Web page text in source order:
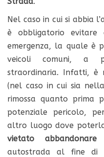
Nel caso in cui si abbia
è obbligatorio
emergenza, la quale è
veicoli comuni, a
straordinaria. Infatti, è
(nel caso in cui sia nella
rimossa quanto prima
potenziale pericolo,
altro luogo dove
vietato abbandonare
autostrada al fine di